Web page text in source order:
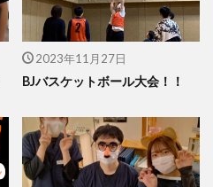
2023年11月27日
BJバスケットボール大会！！